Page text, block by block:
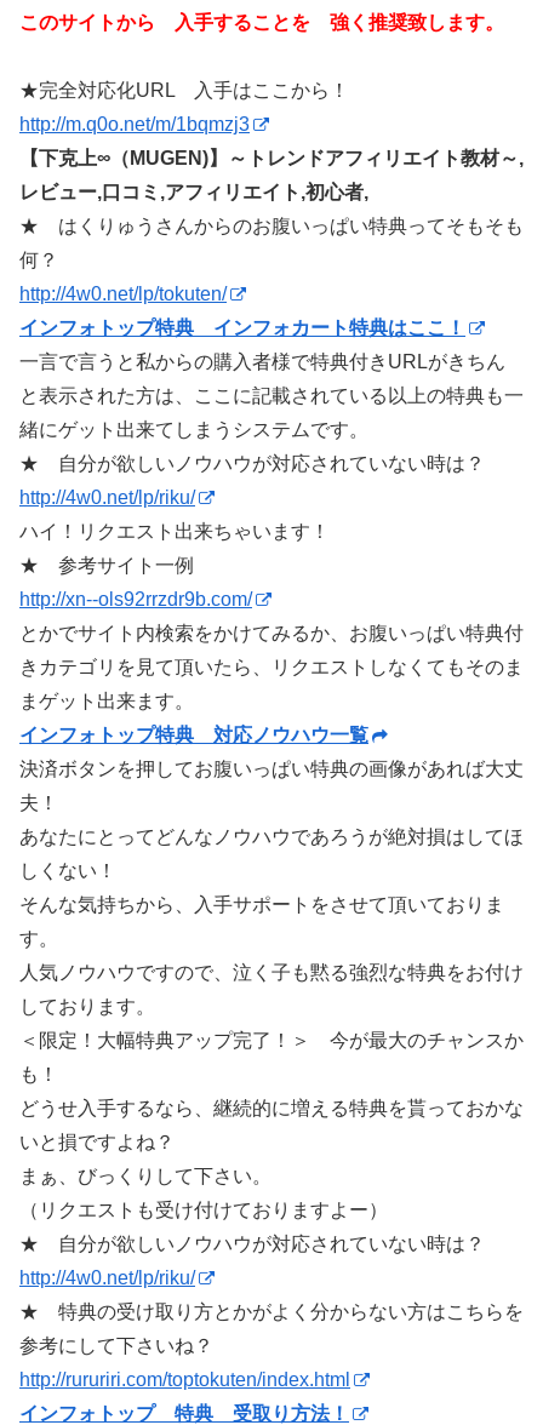
このサイトから 入手することを 強く推奨致します。
★完全対応化URL 入手はここから！
http://m.q0o.net/m/1bqmzj3
【下克上∞（MUGEN)】～トレンドアフィリエイト教材～,
レビュー,口コミ,アフィリエイト,初心者,
★ はくりゅうさんからのお腹いっぱい特典ってそもそも
何？
http://4w0.net/lp/tokuten/
インフォトップ特典 インフォカート特典はここ！
一言で言うと私からの購入者様で特典付きURLがきちん
と表示された方は、ここに記載されている以上の特典も一
緒にゲット出来てしまうシステムです。
★ 自分が欲しいノウハウが対応されていない時は？
http://4w0.net/lp/riku/
ハイ！リクエスト出来ちゃいます！
★ 参考サイト一例
http://xn--ols92rrzdr9b.com/
とかでサイト内検索をかけてみるか、お腹いっぱい特典付
きカテゴリを見て頂いたら、リクエストしなくてもそのま
まゲット出来ます。
インフォトップ特典 対応ノウハウ一覧
決済ボタンを押してお腹いっぱい特典の画像があれば大丈
夫！
あなたにとってどんなノウハウであろうが絶対損はしてほ
しくない！
そんな気持ちから、入手サポートをさせて頂いておりま
す。
人気ノウハウですので、泣く子も黙る強烈な特典をお付け
しております。
＜限定！大幅特典アップ完了！＞ 今が最大のチャンスか
も！
どうせ入手するなら、継続的に増える特典を貰っておかな
いと損ですよね？
まぁ、びっくりして下さい。
（リクエストも受け付けておりますよー）
★ 自分が欲しいノウハウが対応されていない時は？
http://4w0.net/lp/riku/
★ 特典の受け取り方とかがよく分からない方はこちらを
参考にして下さいね？
http://rururiri.com/toptokuten/index.html
インフォトップ 特典 受取り方法！